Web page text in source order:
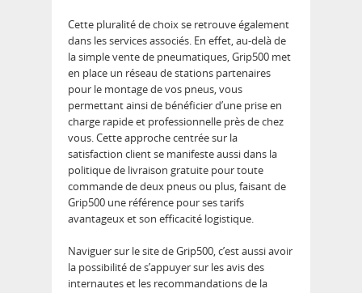
Cette pluralité de choix se retrouve également
dans les services associés. En effet, au-delà de
la simple vente de pneumatiques, Grip500 met
en place un réseau de stations partenaires
pour le montage de vos pneus, vous
permettant ainsi de bénéficier d’une prise en
charge rapide et professionnelle près de chez
vous. Cette approche centrée sur la
satisfaction client se manifeste aussi dans la
politique de livraison gratuite pour toute
commande de deux pneus ou plus, faisant de
Grip500 une référence pour ses tarifs
avantageux et son efficacité logistique.
Naviguer sur le site de Grip500, c’est aussi avoir
la possibilité de s’appuyer sur les avis des
internautes et les recommandations de la